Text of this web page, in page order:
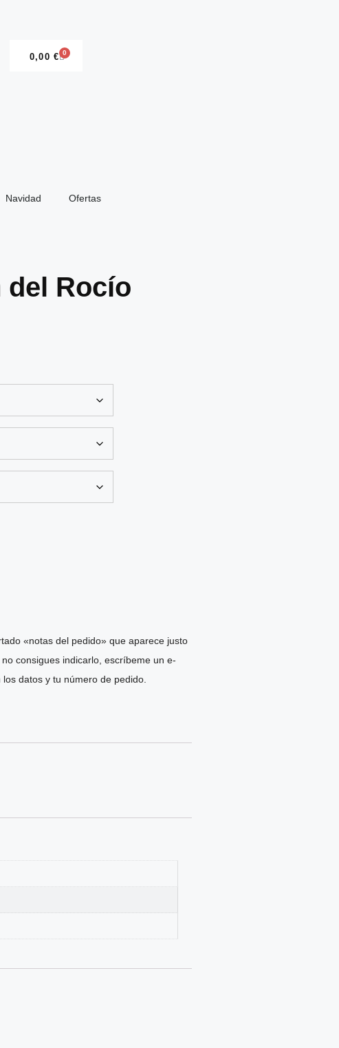
0,00 € 0
Navidad Ofertas
del Rocío
«notas del pedido» que aparece justo
consigues indicarlo, escríbeme un e-
datos y tu número de pedido.